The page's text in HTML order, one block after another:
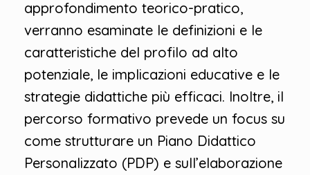
approfondimento teorico-pratico,
verranno esaminate le definizioni e le
caratteristiche del profilo ad alto
potenziale, le implicazioni educative e le
strategie didattiche più efficaci. Inoltre, il
percorso formativo prevede un focus su
come strutturare un Piano Didattico
Personalizzato (PDP) e sull’elaborazione